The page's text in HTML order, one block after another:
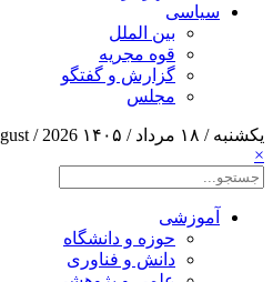
سیاسی
بین الملل
قوه مجریه
گزارش و گفتگو
مجلس
یکشنبه / ۱۸ مرداد / ۱۴۰۵
/ 2026
×
آموزشی
حوزه و دانشگاه
دانش و فناوری